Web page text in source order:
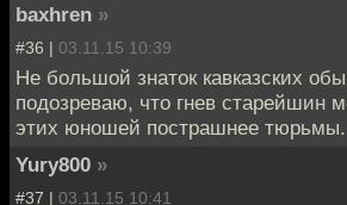
baxhren »
#36 | 03.11.15 10:39
Не большой знаток кавказских
подозреваю, что гнев старейшин
этих юношей пострашнее тюрьмы.
Yury800 »
#37 | 03.11.15 10:41